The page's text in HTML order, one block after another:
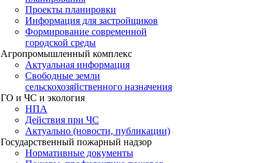
Проекты планировки
Информация для застройщиков
Формирование современной
городской среды
Агропромышленный комплекс
Актуальная информация
Свободные земли
сельскохозяйственного назначения
ГО и ЧС и экология
НПА
Действия при ЧС
Актуально (новости, публикации)
Государственный пожарный надзор
Нормативные документы